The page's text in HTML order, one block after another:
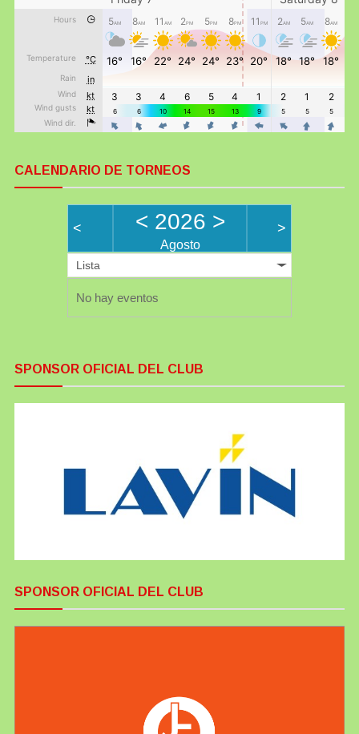
CALENDARIO DE TORNEOS
< < 2026 >
Agosto
>
Lista
No hay eventos
SPONSOR OFICIAL DEL CLUB
SPONSOR OFICIAL DEL CLUB